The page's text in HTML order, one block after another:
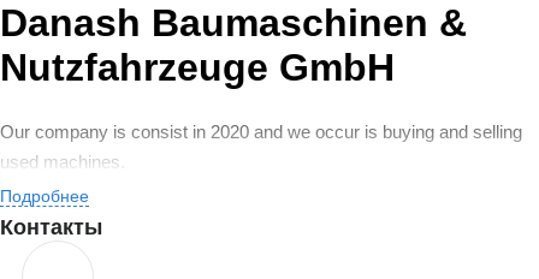
Danash Baumaschinen &
Nutzfahrzeuge GmbH
Our company is consist in 2020 and we occur is buying and selling
used machines.
Подробнее
Контакты